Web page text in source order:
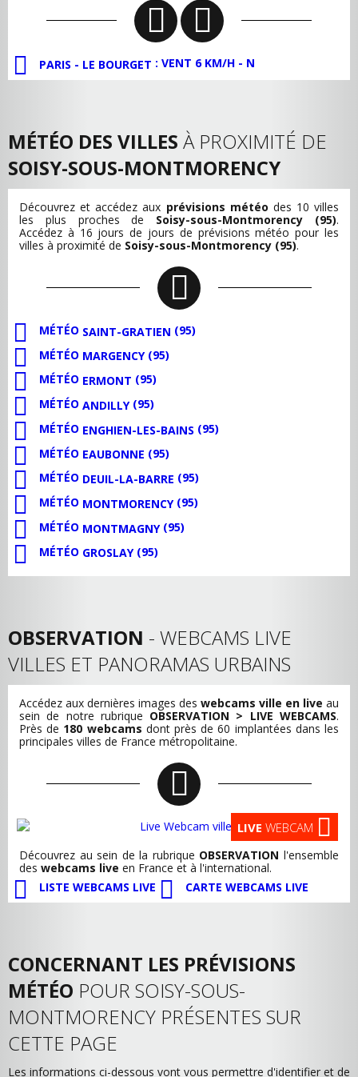
PARIS - LE BOURGET : VENT 6 KM/H - N
MÉTÉO DES VILLES À PROXIMITÉ DE
SOISY-SOUS-MONTMORENCY
Découvrez et accédez aux prévisions météo des 10 villes
les plus proches de Soisy-sous-Montmorency (95).
Accédez à 16 jours de jours de prévisions météo pour les
villes à proximité de Soisy-sous-Montmorency (95).
MÉTÉO SAINT-GRATIEN (95)
MÉTÉO MARGENCY (95)
MÉTÉO ERMONT (95)
MÉTÉO ANDILLY (95)
MÉTÉO ENGHIEN-LES-BAINS (95)
MÉTÉO EAUBONNE (95)
MÉTÉO DEUIL-LA-BARRE (95)
MÉTÉO MONTMORENCY (95)
MÉTÉO MONTMAGNY (95)
MÉTÉO GROSLAY (95)
OBSERVATION - WEBCAMS LIVE
VILLES ET PANORAMAS URBAINS
Accédez aux dernières images des webcams ville en live au
sein de notre rubrique OBSERVATION > LIVE WEBCAMS.
Près de 180 webcams dont près de 60 implantées dans les
principales villes de France métropolitaine.
LIVE WEBCAM
Découvrez au sein de la rubrique OBSERVATION l'ensemble
des webcams live en France et à l'international.
LISTE WEBCAMS LIVE
CARTE WEBCAMS LIVE
CONCERNANT LES PRÉVISIONS
MÉTÉO POUR SOISY-SOUS-
MONTMORENCY PRÉSENTES SUR
CETTE PAGE
Les informations ci-dessous vont vous permettre d'identifier et de